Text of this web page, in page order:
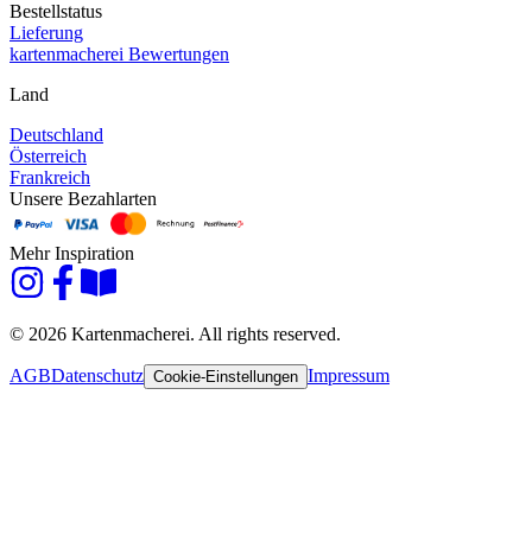
Bestellstatus
Lieferung
kartenmacherei Bewertungen
Land
Deutschland
Österreich
Frankreich
Unsere Bezahlarten
Mehr Inspiration
© 2026 Kartenmacherei. All rights reserved.
AGBDatenschutz Cookie-Einstellungen Impressum